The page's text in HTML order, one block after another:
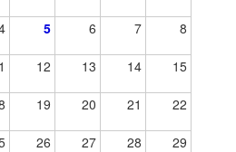
5 6 7 8
12 13 14 15
19 20 21 22
26 27 28 29